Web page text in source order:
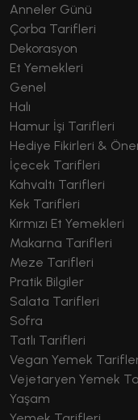
Anneler Günü
Çorba Tarifleri
Dekorasyon
Et Yemekleri
Genel
Halı
Hamur İşi Tarifleri
Hediye Fikirleri &
İçecek Tarifleri
Kahvaltı Tarifleri
Kek Tarifleri
Kırmızı Et Yemekleri
Makarna Tarifleri
Meze Tarifleri
Pratik Bilgiler
Salata Tarifleri
Sofra
Tatlı Tarifleri
Vegan Yemek
Vejetaryen Yemek
Yaşam